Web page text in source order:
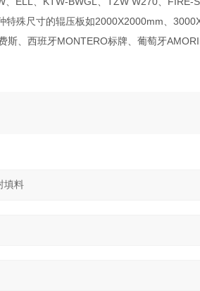
特殊尺寸的辊压板如2000X2000mm、
、西班牙MONTERO标牌、葡萄牙